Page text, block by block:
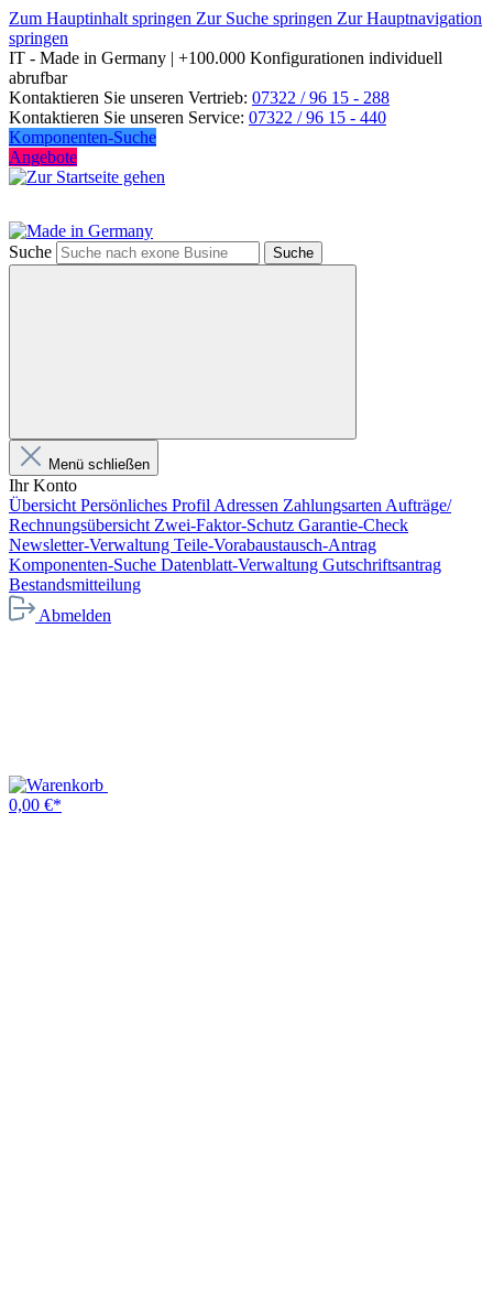
Zum Hauptinhalt springen Zur Suche springen Zur Hauptnavigation
springen
IT - Made in Germany | +100.000 Konfigurationen individuell
abrufbar
Kontaktieren Sie unseren Vertrieb: 07322 / 96 15 - 288
Kontaktieren Sie unseren Service: 07322 / 96 15 - 440
Komponenten-Suche
Angebote
Suche Suche
Menü schließen
Ihr Konto
Übersicht Persönliches Profil Adressen Zahlungsarten Aufträge/
Rechnungsübersicht Zwei-Faktor-Schutz Garantie-Check
Newsletter-Verwaltung Teile-Vorabaustausch-Antrag
Komponenten-Suche Datenblatt-Verwaltung Gutschriftsantrag
Bestandsmitteilung
Abmelden
0,00 €*